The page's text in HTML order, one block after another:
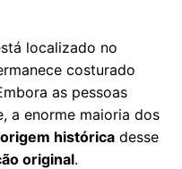
localizado no
costurado
as pessoas
a enorme maioria dos
origem histórica desse
original.